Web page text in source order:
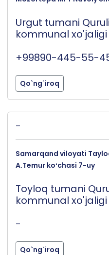
Urgut tumani
kommunal
+99890-445-55-
Qo`ng`iroq
-
Samarqand viloyati
A.Temur koʻchasi 7-uy
Toyloq tumani
kommunal
-
Qo`ng`iroq